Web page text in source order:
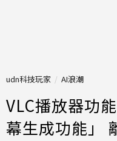
udn科技玩家 AI浪潮
VLC播放器功
幕生成功能」